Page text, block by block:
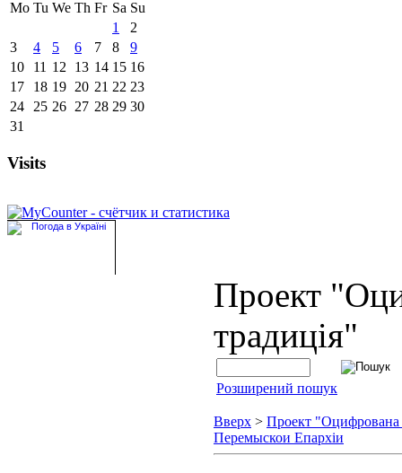
Mo Tu We Th Fr Sa Su
1
2
3
4 5 6 7 8
9
10
11 12 13 14 15 16
17
18 19 20 21 22 23
24
25 26 27 28 29 30
31
Visits
Проект
традиція"
Розширений пошук
Вверх > Проект
Перемыскои Епархіи